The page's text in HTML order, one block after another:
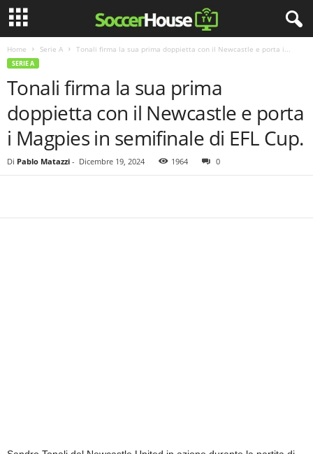
Home Serie A Tonali firma la sua prima doppietta con il Newcastle e porta i...
SERIE A
Tonali firma la sua prima
doppietta con il Newcastle e porta
i Magpies in semifinale di EFL Cup.
Di Pablo Matazzi - Dicembre 19, 2024 1964 0